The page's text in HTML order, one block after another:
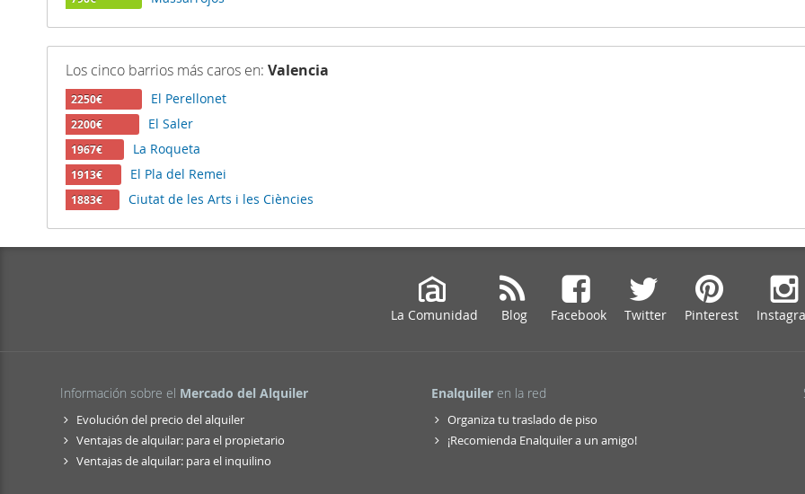
Los cinco barrios más caros en: Valencia
2250€ El Perellonet
2200€ El Saler
1967€ La Roqueta
1913€ El Pla del Remei
1883€ Ciutat de les Arts i les Ciències
La Comunidad Blog Facebook Twitter Pinterest
Información sobre el Mercado del Alquiler
Evolución del precio del alquiler
Ventajas de alquilar: para el propietario
Ventajas de alquilar: para el inquilino
Enalquiler en la red
Organiza tu traslado de piso
¡Recomienda Enalquiler a un amigo!